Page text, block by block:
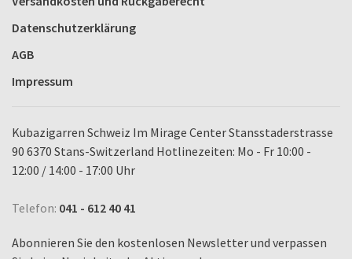
Datenschutzerklärung
AGB
Impressum
Kubazigarren Schweiz Im Mirage Center Stansstaderstrasse
90 6370 Stans-Switzerland Hotlinezeiten: Mo - Fr 10:00 -
12:00 / 14:00 - 17:00 Uhr
Telefon: 041 - 612 40 41
Abonnieren Sie den kostenlosen Newsletter und verpassen